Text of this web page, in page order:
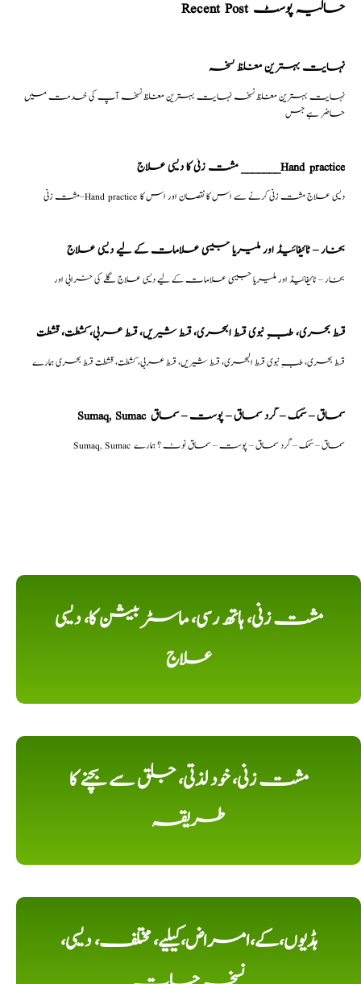
Recent Post حالیہ پوسٹ
نہایت بہترین مغلظ نسخہ
نہایت بہترین مغلظ نسخہ نہایت بہترین مغلظ نسخہ آپ کی خدمت میں
حاضر ہے جس
مشت زنی کا دیسی علاج _______Hand practice
مشت زنی–Hand practice دیسی علاج مشت زنی کرنے سے اس کا نقصان اور اس کا
بخار – ٹائیفائیڈ اور ملیریا جیسی علامات کے لیے دیسی علاج
بخار – ٹائیفائیڈ اور ملیریا جیسی علامات کے لیے دیسی علاج گلے کی خرابی اور
قسط بحری، طبِ نبوی قسط البحری، قسط شیریں، قسط عربی، كشطت، قشطت
قسط بحری، طبِ نبوی قسط البحری، قسط شیریں، قسط عربی، كشطت، قشطت قسط بحری ہمارے
Sumaq, Sumac سماق – سُمک – گرد سماق – پوست – سماق
Sumaq, Sumac سماق – سُمک – گرد سماق – پوست – سماق نوٹ ؟ ہمارے
مشت زنی، ہاتھ رسی، ماسٹر بیشن کا، دیسی
علاج
مشت زنی، خود لذتی، جلق سے بچنے کا
طریقہ
ہڈیوں،کے،امراض،کیلیے، مختلف، دیسی،